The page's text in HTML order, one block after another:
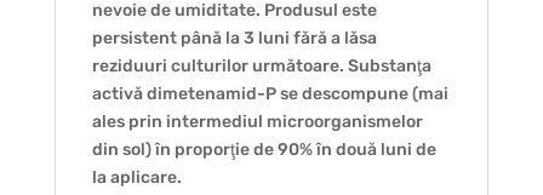
nevoie de umiditate. Produsul este
persistent până la 3 luni fără a lăsa
reziduuri culturilor următoare. Substanţa
activă dimetenamid-P se descompune (mai
ales prin intermediul microorganismelor
din sol) în proporţie de 90% în două luni de
la aplicare.